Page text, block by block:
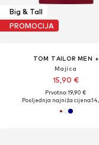
Big & Tall
PROMOCIJA
TOM TAILOR MEN +
Majica
15,90 €
Prvotno: 19,90 €
Posljednja najniža cijena: